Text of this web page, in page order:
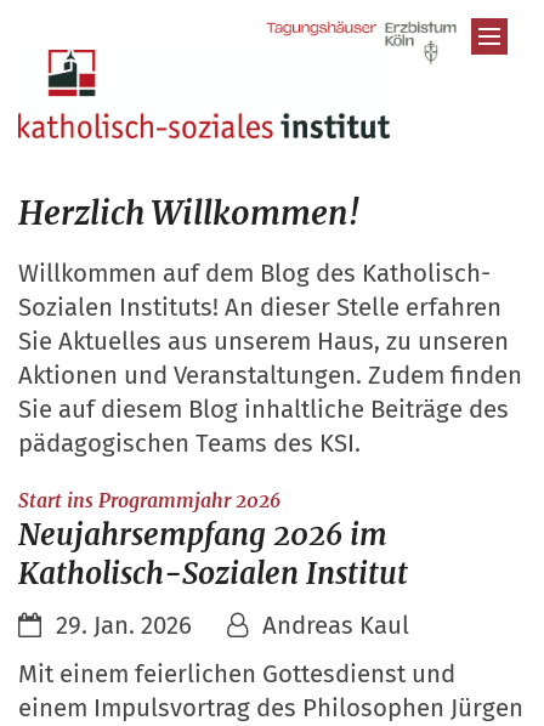
Herzlich Willkommen!
Willkommen auf dem Blog des Katholisch-
Sozialen Instituts! An dieser Stelle erfahren
Sie Aktuelles aus unserem Haus, zu unseren
Aktionen und Veranstaltungen. Zudem finden
Sie auf diesem Blog inhaltliche Beiträge des
pädagogischen Teams des KSI.
Start ins Programmjahr 2026:
Neujahrsempfang 2026 im
Katholisch-Sozialen Institut
29. Jan. 2026
Andreas Kaul
Mit einem feierlichen Gottesdienst und
einem Impulsvortrag des Philosophen Jürgen